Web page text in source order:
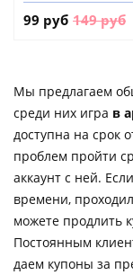
99 руб 149 руб
Мы предлагаем
среди них игра в
доступна на срок
проблем пройти
аккаунт с ней.
времени,
можете продлить
Постоянным
даем купоны за